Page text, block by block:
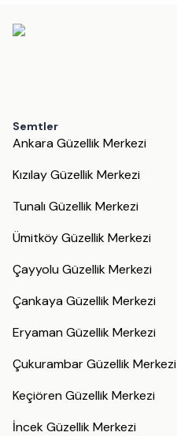
Semtler
Ankara Güzellik Merkezi
Kızılay Güzellik Merkezi
Tunalı Güzellik Merkezi
Ümitköy Güzellik Merkezi
Çayyolu Güzellik Merkezi
Çankaya Güzellik Merkezi
Eryaman Güzellik Merkezi
Çukurambar Güzellik Merkezi
Keçiören Güzellik Merkezi
İncek Güzellik Merkezi